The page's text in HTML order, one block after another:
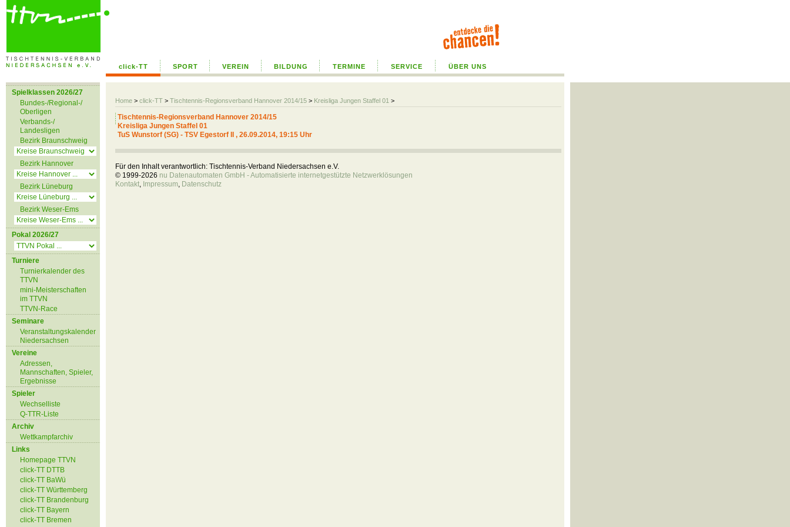
click-TT SPORT VEREIN BILDUNG TERMINE SERVICE ÜBER UNS
Home > click-TT > Tischtennis-Regionsverband Hannover 2014/15 > Kreisliga Jungen Staffel 01 >
Spielklassen 2026/27
Bundes-/Regional-/
Oberligen
Verbands-/
Landesligen
Bezirk Braunschweig
Bezirk Hannover
Bezirk Lüneburg
Bezirk Weser-Ems
Pokal 2026/27
Turniere
Turnierkalender des
TTVN
mini-Meisterschaften
im TTVN
TTVN-Race
Seminare
Veranstaltungskalender
Niedersachsen
Vereine
Adressen,
Mannschaften, Spieler,
Ergebnisse
Spieler
Wechselliste
Q-TTR-Liste
Archiv
Wettkampfarchiv
Links
Homepage TTVN
click-TT DTTB
click-TT BaWü
click-TT Württemberg
click-TT Brandenburg
click-TT Bayern
click-TT Bremen
Tischtennis-Regionsverband Hannover 2014/15
Kreisliga Jungen Staffel 01
TuS Wunstorf (SG) - TSV Egestorf II , 26.09.2014, 19:15 Uhr
Für den Inhalt verantwortlich: Tischtennis-Verband Niedersachsen e.V.
© 1999-2026 nu Datenautomaten GmbH - Automatisierte internetgestützte Netzwerklösungen
Kontakt, Impressum, Datenschutz